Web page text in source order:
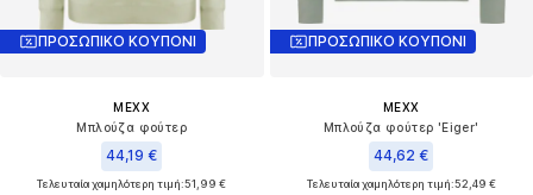
ΠΡΟΣΩΠΙΚΟ ΚΟΥΠΟΝΙ
MEXX
Μπλούζα φούτερ
44,19 €
Τελευταία χαμηλότερη τιμή:51,99 €
ΠΡΟΣΩΠΙΚΟ ΚΟΥΠΟΝΙ
MEXX
Μπλούζα φούτερ 'Eiger'
44,62 €
Τελευταία χαμηλότερη τιμή:52,49 €